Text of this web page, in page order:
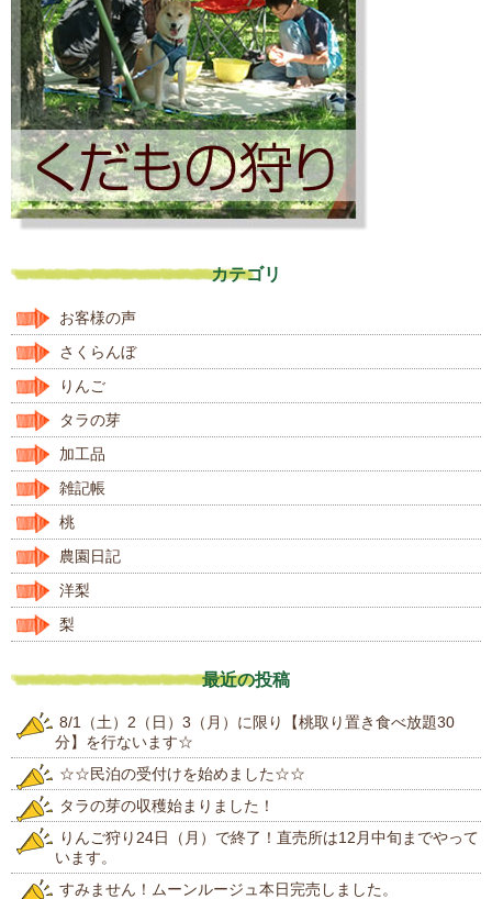
カテゴリ
お客様の声
さくらんぼ
りんご
タラの芽
加工品
雑記帳
桃
農園日記
洋梨
梨
最近の投稿
8/1（土）2（日）3（月）に限り【桃取り置き食べ放題30
分】を行ないます☆
☆☆民泊の受付けを始めました☆☆
タラの芽の収穫始まりました！
りんご狩り24日（月）で終了！直売所は12月中旬までやって
います。
すみません！ムーンルージュ本日完売しました。